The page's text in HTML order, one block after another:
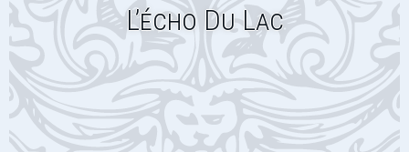
L’écho Du Lac